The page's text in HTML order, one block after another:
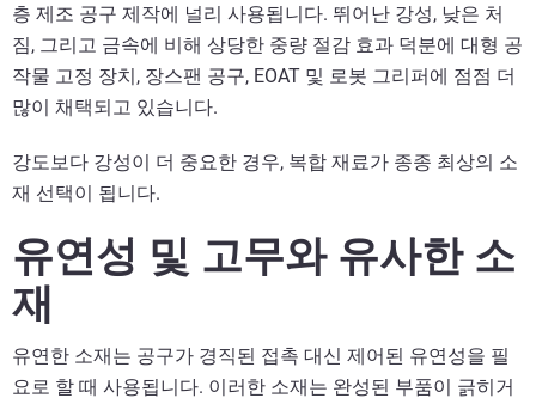
층 제조 공구 제작에 널리 사용됩니다. 뛰어난 강성, 낮은 처
짐, 그리고 금속에 비해 상당한 중량 절감 효과 덕분에 대형 공
작물 고정 장치, 장스팬 공구, EOAT 및 로봇 그리퍼에 점점 더
많이 채택되고 있습니다.
강도보다 강성이 더 중요한 경우, 복합 재료가 종종 최상의 소
재 선택이 됩니다.
유연성 및 고무와 유사한 소
재
유연한 소재는 공구가 경직된 접촉 대신 제어된 유연성을 필
요로 할 때 사용됩니다. 이러한 소재는 완성된 부품이 긁히거